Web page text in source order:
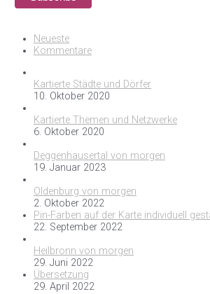
Neueste
Kommentare
Kartierte Städte und Dörfer
10. Oktober 2020
Kartierte Themen und Netzwerke
6. Oktober 2020
Deggenhausertal von morgen
19. Januar 2023
Oldenburg von morgen
2. Oktober 2022
Pin-Farben auf der Karte individuell
22. September 2022
Heilbronn von morgen
29. Juni 2022
Übersetzung
29. April 2022